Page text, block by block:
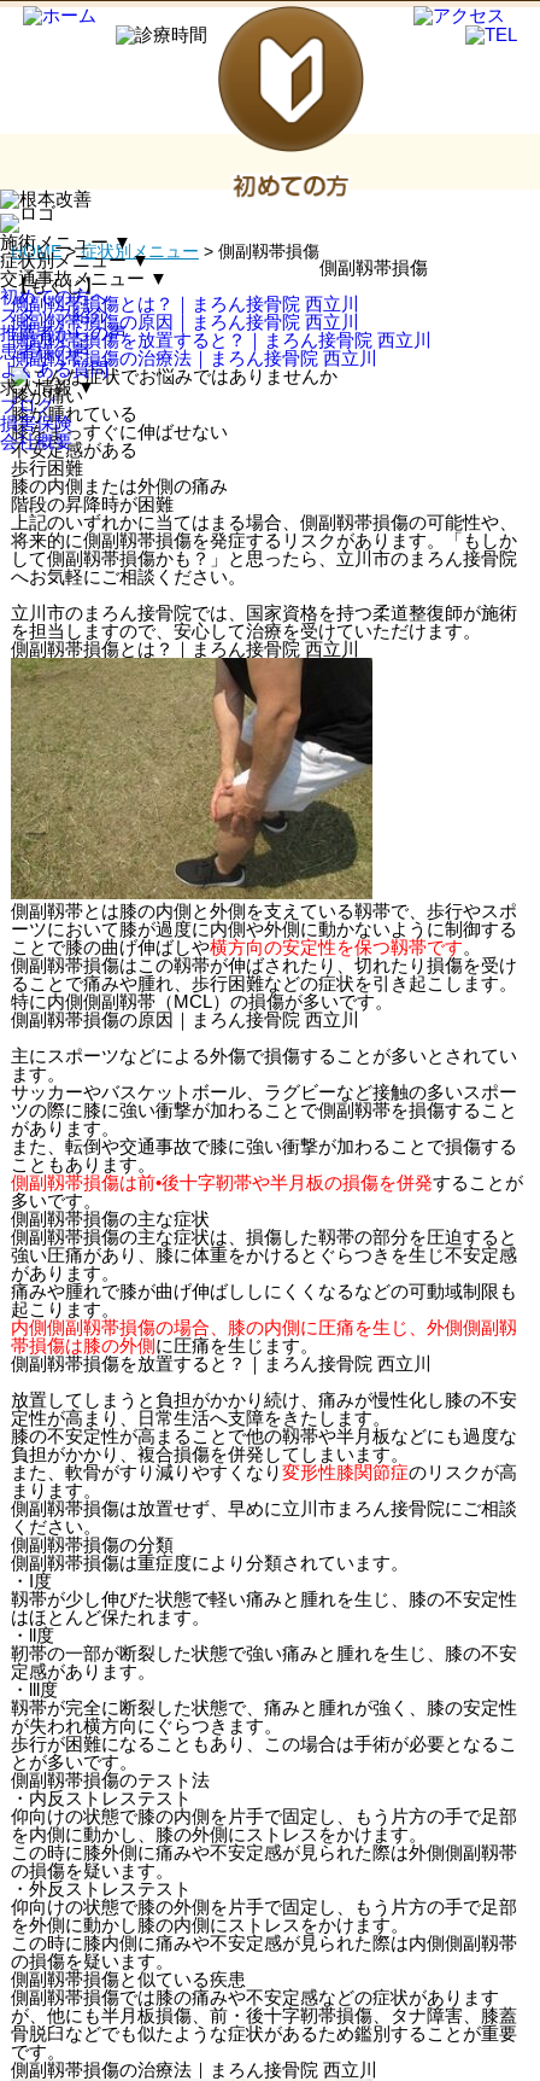
施術メニュー ▼
症状別メニュー ▼
交通事故メニュー ▼
初めての方へ
スタッフ紹介
推薦者からの声
患者様の声
よくある質問
求人情報 ▼
ブログ
損害保険
会社概要
HOME>症状別メニュー > 側副靱帯損傷
側副靱帯損傷
【もくじ】
側副靱帯損傷とは？｜まろん接骨院 西立川
側副靱帯損傷の原因｜まろん接骨院 西立川
側副靱帯損傷を放置すると？｜まろん接骨院 西立川
側副靱帯損傷の治療法｜まろん接骨院 西立川
膝が痛い
膝が腫れている
膝をまっすぐに伸ばせない
不安定感がある
歩行困難
膝の内側または外側の痛み
階段の昇降時が困難
上記のいずれかに当てはまる場合、側副靱帯損傷の可能性や、
将来的に側副靱帯損傷を発症するリスクがあります。「もしか
して側副靱帯損傷かも？」と思ったら、立川市のまろん接骨院
へお気軽にご相談ください。
立川市のまろん接骨院では、国家資格を持つ柔道整復師が施術
を担当しますので、安心して治療を受けていただけます。
側副靱帯損傷とは？｜まろん接骨院 西立川
側副靱帯とは膝の内側と外側を支えている靱帯で、歩行やスポ
ーツにおいて膝が過度に内側や外側に動かないように制御する
ことで膝の曲げ伸ばしや横方向の安定性を保つ靱帯です。
側副靱帯損傷はこの靱帯が伸ばされたり、切れたり損傷を受け
ることで痛みや腫れ、歩行困難などの症状を引き起こします。
特に内側側副靱帯（MCL） の損傷が多いです。
側副靱帯損傷の原因｜まろん接骨院 西立川
主にスポーツなどによる外傷で損傷することが多いとされてい
ます。
サッカーやバスケットボール、ラグビーなど接触の多いスポー
ツの際に膝に強い衝撃が加わることで側副靱帯を損傷すること
があります。
また、転倒や交通事故で膝に強い衝撃が加わることで損傷する
こともあります。
側副靱帯損傷は前•後十字靭帯や半月板の損傷を併発することが
多いです。
側副靱帯損傷の主な症状
側副靱帯損傷の主な症状は、損傷した靱帯の部分を圧迫すると
強い圧痛があり、膝に体重をかけるとぐらつきを生じ不安定感
があります。
痛みや腫れで膝が曲げ伸ばししにくくなるなどの可動域制限も
起こります。
内側側副靱帯損傷の場合、膝の内側に圧痛を生じ、外側側副靱
帯損傷は膝の外側に圧痛を生じます。
側副靱帯損傷を放置すると？｜まろん接骨院 西立川
放置してしまうと負担がかかり続け、痛みが慢性化し膝の不安
定性が高まり、日常生活へ支障をきたします。
膝の不安定性が高まることで他の靱帯や半月板などにも過度な
負担がかかり、複合損傷を併発してしまいます。
また、軟骨がすり減りやすくなり変形性膝関節症のリスクが高
まります。
側副靱帯損傷は放置せず、早めに立川市まろん接骨院にご相談
ください。
側副靱帯損傷の分類
側副靱帯損傷は重症度により分類されています。
・I度
靱帯が少し伸びた状態で軽い痛みと腫れを生じ、膝の不安定性
はほとんど保たれます。
・ll度
靭帯の一部が断裂した状態で強い痛みと腫れを生じ、膝の不安
定感があります。
・lll度
靱帯が完全に断裂した状態で、痛みと腫れが強く、膝の安定性
が失われ横方向にぐらつきます。
歩行が困難になることもあり、この場合は手術が必要となるこ
とが多いです。
側副靱帯損傷のテスト法
・内反ストレステスト
仰向けの状態で膝の内側を片手で固定し、もう片方の手で足部
を内側に動かし、膝の外側にストレスをかけます。
この時に膝外側に痛みや不安定感が見られた際は外側側副靱帯
の損傷を疑います。
・外反ストレステスト
仰向けの状態で膝の外側を片手で固定し、もう片方の手で足部
を外側に動かし膝の内側にストレスをかけます。
この時に膝内側に痛みや不安定感が見られた際は内側側副靱帯
の損傷を疑います。
側副靱帯損傷と似ている疾患
側副靱帯損傷では膝の痛みや不安定感などの症状があります
が、他にも半月板損傷、前・後十字靭帯損傷、タナ障害、膝蓋
骨脱臼などでも似たような症状があるため鑑別することが重要
です。
側副靱帯損傷の治療法｜まろん接骨院 西立川